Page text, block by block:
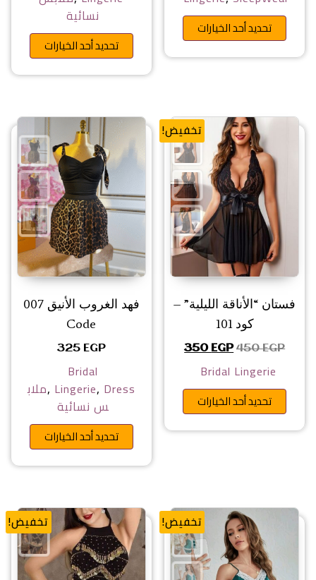
تحديد أحد الخيارات هناك العديد من الأشكال
نسائية
تحديد أحد الخيارات
تخفيض!
فستان “الأناقة الليلية” –
كود 101
450EGP السعر الأصلي هو: 450 EGP.
350 EGP السعر الحالي هو: 350 EGP.
Bridal Lingerie
تحديد أحد الخيارات هناك العديد من الأشكال
فهد الغروب الأنيق 007
Code
325 EGP
Bridal
Lingerie, Dress
,ملاب
س نسائية
تحديد أحد الخيارات
تخفيض! تخفيض!